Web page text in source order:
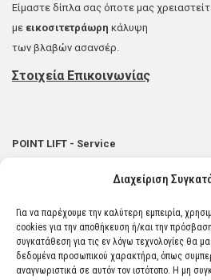
Διαχείριση
Για να παρέχουμε την καλύτερη εμπειρία,
cookies για την αποθήκευση ή/και την
συγκατάθεση για τις εν λόγω τεχνολογίες θα
δεδομένα προσωπικού χαρακτήρα, όπως
αναγνωριστικά σε αυτόν τον ιστότοπο. Η μη
Είμαστε δίπλα σας όποτε μας
με εικοσιτετράωρη κάλυψη
των βλαβών ασανσέρ.
Στοιχεία Επικοινωνίας
POINT LIFT - Service
Αμοιρίδης Δημήτριος
Καρατάσου 19-23, Τ.Κ. 56224, Θεσσαλονίκη
Τηλ.:2310 587880, Θεσσαλονίκη